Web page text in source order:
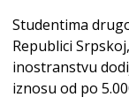
Studentima
Republici
inostranstvu
iznosu od po